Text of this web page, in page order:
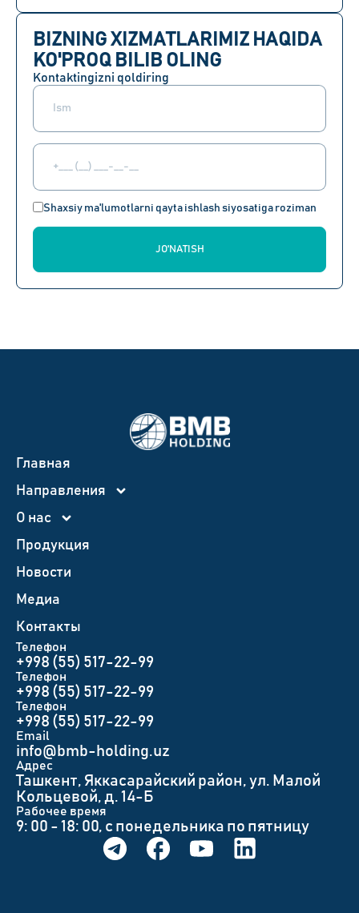
BIZNING XIZMATLARIMIZ HAQIDA
KO'PROQ BILIB OLING
Kontaktingizni qoldiring
Shaxsiy ma'lumotlarni qayta ishlash siyosatiga roziman
JO'NATISH
Главная
Направления
О нас
Продукция
Новости
Медиа
Контакты
Телефон
+998 (55) 517-22-99
Телефон
+998 (55) 517-22-99
Телефон
+998 (55) 517-22-99
Email
info@bmb-holding.uz​
Адрес
Ташкент, Яккасарайский район, ул. Малой
Кольцевой, д. 14-Б
Рабочее время
9: 00 - 18: 00, с понедельника по пятницу